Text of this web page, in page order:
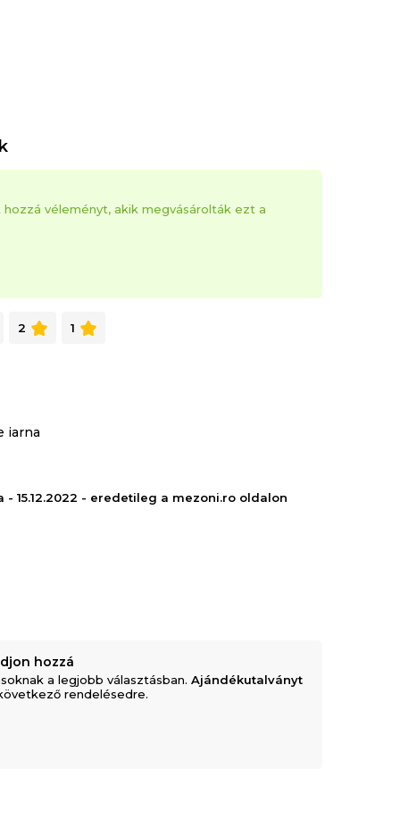
hozzá véleményt, akik megvásárolták ezt a
2 1
iarna
- 15.12.2022 - eredetileg a mezoni.ro oldalon
hozzá
a legjobb választásban.Ajándékutalványt
rendelésedre.